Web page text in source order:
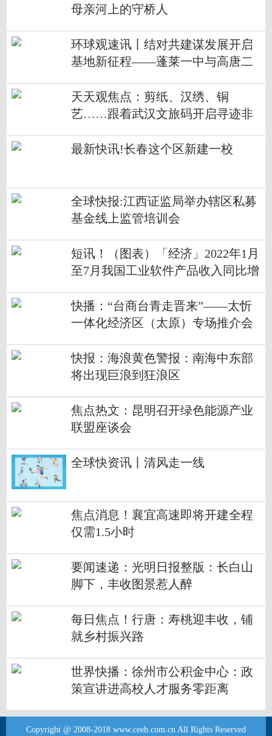
母亲河上的守桥人
环球观速讯丨结对共建谋发展开启
基地新征程——蓬莱一中与高唐二
活动
天天观焦点：剪纸、汉绣、铜
艺……跟着武汉文旅码开启寻迹非
最新快讯!长春这个区新建一校
全球快报:江西证监局举办辖区私募
基金线上监管培训会
短讯！（图表）「经济」2022年1月
至7月我国工业软件产品收入同比增
快播：“台商台青走晋来”——太忻
一体化经济区（太原）专场推介会
快报：海浪黄色警报：南海中东部
将出现巨浪到狂浪区
焦点热文：昆明召开绿色能源产业
联盟座谈会
全球快资讯丨清风走一线
焦点消息！襄宜高速即将开建全程
仅需1.5小时
要闻速递：光明日报整版：长白山
脚下，丰收图景惹人醉
每日焦点！行唐：寿桃迎丰收，铺
就乡村振兴路
世界快播：徐州市公积金中心：政
策宣讲进高校人才服务零距离
Copyright @ 2008-2018 www.ceeh.com.cn All Rights Reserved